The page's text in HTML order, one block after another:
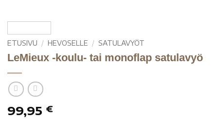
ETUSIVU / HEVOSELLE / SATULAVYÖT
LeMieux -koulu- tai monoflap satulavyö
99,95 €